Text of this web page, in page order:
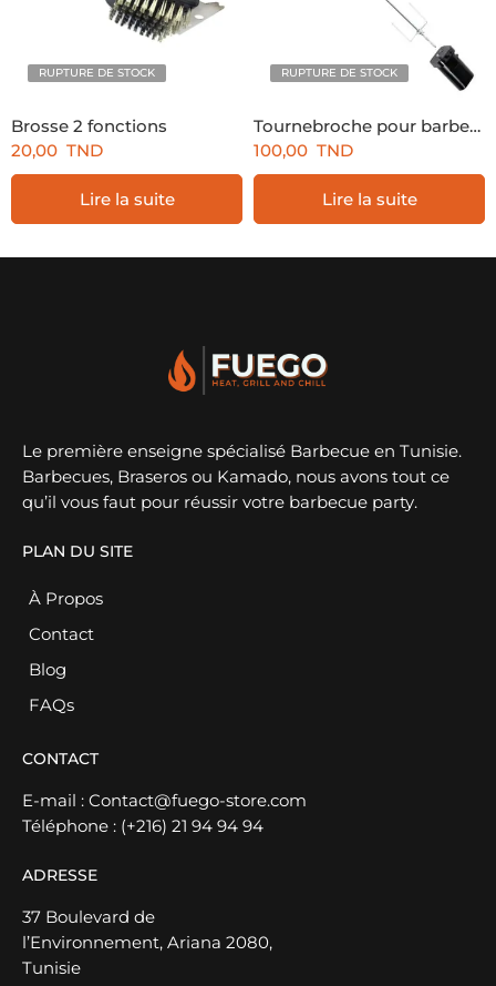
Brosse 2 fonctions
RUPTURE DE STOCK
20,00 TND
Lire la suite
Tournebroche pour barbecue 60cm
RUPTURE DE STOCK
100,00 TND
Lire la suite
Le première enseigne spécialisé Barbecue en Tunisie.
Barbecues, Braseros ou Kamado, nous avons tout ce
qu’il vous faut pour réussir votre barbecue party.
PLAN DU SITE
À Propos
Contact
Blog
FAQs
CONTACT
E-mail : Contact@fuego-store.com
Téléphone : (+216) 21 94 94 94
ADRESSE
37 Boulevard de
l’Environnement, Ariana 2080,
Tunisie